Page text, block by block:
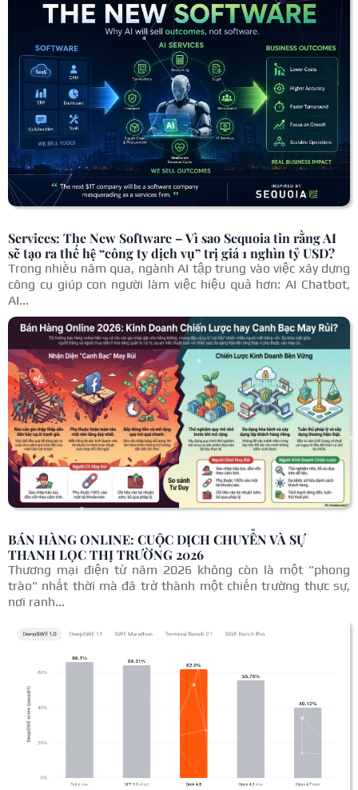
Services: The New Software – Vì sao Sequoia tin rằng AI
sẽ tạo ra thế hệ “công ty dịch vụ” trị giá 1 nghìn tỷ USD?
Trong nhiều năm qua, ngành AI tập trung vào việc xây dựng
công cụ giúp con người làm việc hiệu quả hơn: AI Chatbot,
AI...
BÁN HÀNG ONLINE: CUỘC DỊCH CHUYỂN VÀ SỰ
THANH LỌC THỊ TRƯỜNG 2026
Thương mại điện tử năm 2026 không còn là một "phong
trào" nhất thời mà đã trở thành một chiến trường thực sự,
nơi ranh...